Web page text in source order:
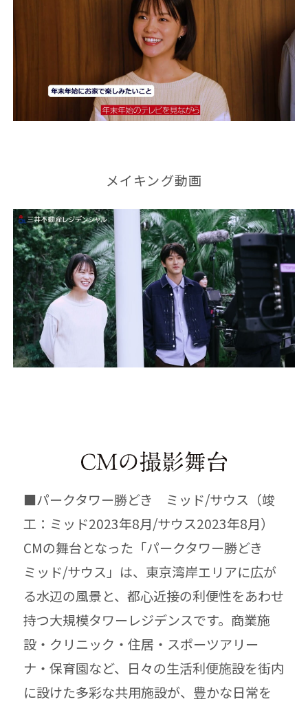
メイキング動画
■パークタワー勝どき ミッド/サウス（竣
工：ミッド2023年8月/サウス2023年8月）
CMの舞台となった「パークタワー勝どき
ミッド/サウス」は、東京湾岸エリアに広が
る水辺の風景と、都心近接の利便性をあわせ
持つ大規模タワーレジデンスです。商業施
設・クリニック・住居・スポーツアリー
ナ・保育園など、日々の生活利便施設を街内
に設けた多彩な共用施設が、豊かな日常を